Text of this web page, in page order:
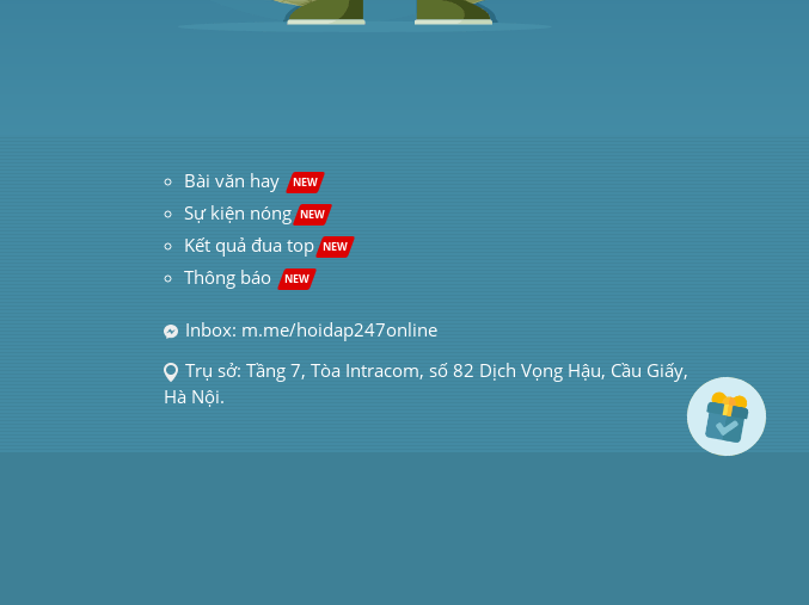
Bài văn hay NEW
Sự kiện nóng NEW
Kết quả đua top NEW
Thông báo NEW
Inbox: m.me/hoidap247online
Trụ sở: Tầng 7, Tòa Intracom, số 82 Dịch Vọng Hậu, Cầu Giấy,
Hà Nội.